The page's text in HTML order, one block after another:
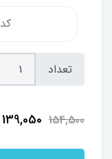
کد
تعداد
154,500
139,050